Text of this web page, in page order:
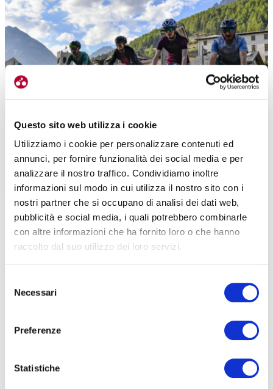
Questo sito web utilizza i cookie
Utilizziamo i cookie per personalizzare contenuti ed
annunci, per fornire funzionalità dei social media e per
analizzare il nostro traffico. Condividiamo inoltre
informazioni sul modo in cui utilizza il nostro sito con i
nostri partner che si occupano di analisi dei dati web,
pubblicità e social media, i quali potrebbero combinarle
con altre informazioni che ha fornito loro o che hanno
raccolto dal suo utilizzo dei loro servizi.
delNecessari
Preferenze
Statistiche
Bormio è diventata anche il centro per gli amanti delle ruote grasse, non solo
degli stradisti (Photo by Unpaved Roads)
quelle che una volta erano le prime soste dei contadini che
salivano verso gli alpeggi.
Lassù venivano prodotti i formaggi, tra
pizzoccheri.